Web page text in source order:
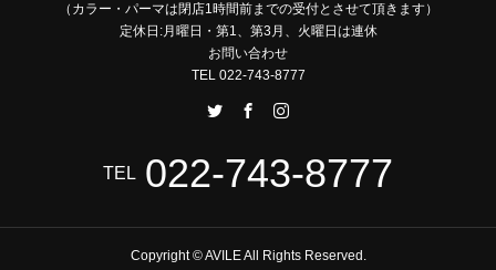
（カラー・パーマは閉店1時間前までの受付とさせて頂きます）
定休日:月曜日・第1、第3月、火曜日は連休
お問い合わせ
TEL 022-743-8777
TEL 022-743-8777
Copyright © AVILE All Rights Reserved.